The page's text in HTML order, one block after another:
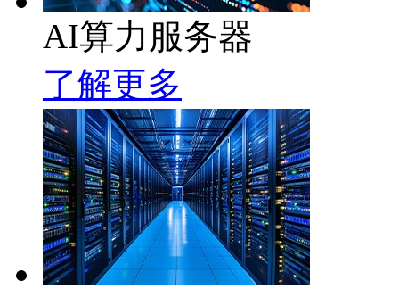
AI算力服务器
了解更多